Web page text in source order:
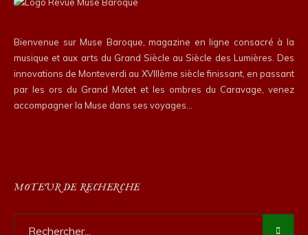
Bienvenue sur Muse Baroque, magazine en ligne consacré à la
musique et aux arts du Grand Siècle au Siècle des Lumières. Des
innovations de Monteverdi au XVIIIème siècle finissant, en passant
par les ors du Grand Motet et les ombres du Caravage, venez
accompagner la Muse dans ses voyages…
MOTEUR DE RECHERCHE